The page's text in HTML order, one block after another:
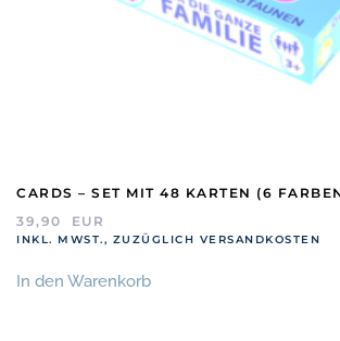
CARDS – SET MIT 48 KARTEN (6
39,90
EUR
INKL. MWST., ZUZÜGLICH VERSANDKOSTEN
In den Warenkorb